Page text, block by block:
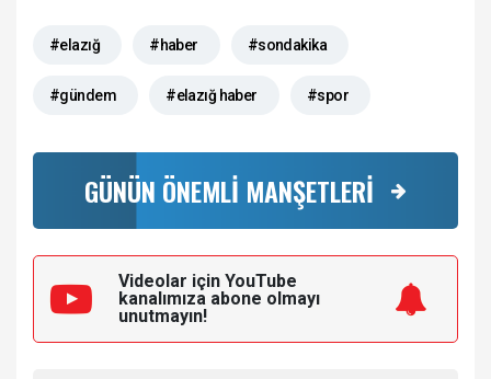
#elazığ #haber #sondakika
#gündem #elazığ haber #spor
GÜNÜN ÖNEMLİ MANŞETLERİ
Videolar için YouTube
kanalımıza abone olmayı
unutmayın!